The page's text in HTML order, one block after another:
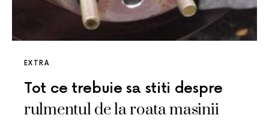
EXTRA
Tot ce trebuie sa stiti despre
rulmentul de la roata masinii